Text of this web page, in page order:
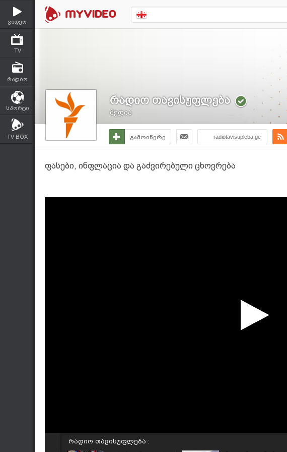
ვიდეო
TV
რადიო
სპორტი
TV BOX
რადიო თავისუფლება
მედია
გამოიწერე radiotavisupleba.ge
ფასები, ინფლაცია და გაძვირებული ცხოვრება
რადიო თავისუფლება :